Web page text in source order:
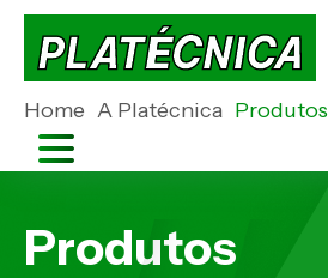
Home A Platécnica Produtos
Produtos